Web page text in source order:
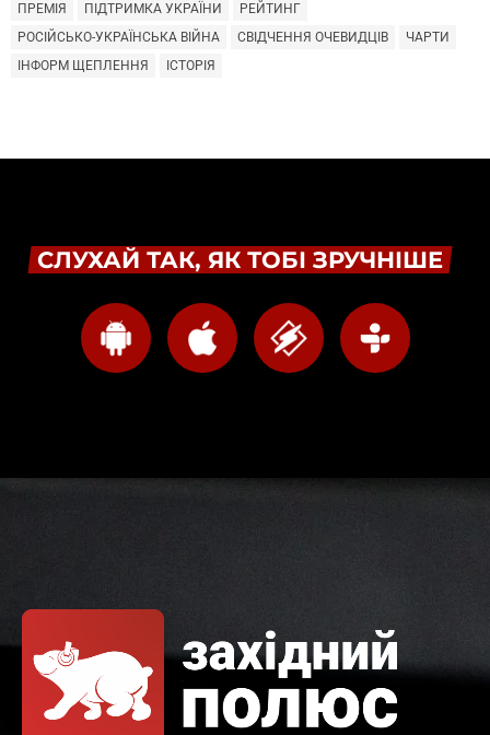
ПРЕМІЯ
ПІДТРИМКА УКРАЇНИ
РЕЙТИНГ
РОСІЙСЬКО-УКРАЇНСЬКА ВІЙНА
СВІДЧЕННЯ ОЧЕВИДЦІВ
ЧАРТИ
ІНФОРМ ЩЕПЛЕННЯ
ІСТОРІЯ
СЛУХАЙ ТАК, ЯК ТОБІ ЗРУЧНІШЕ